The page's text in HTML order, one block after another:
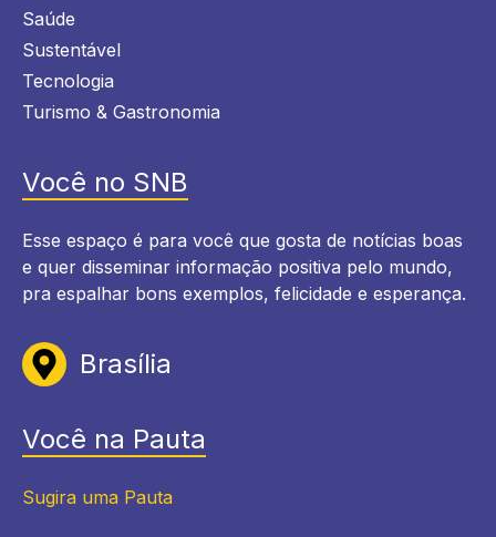
Saúde
Sustentável
Tecnologia
Turismo & Gastronomia
Você no SNB
Esse espaço é para você que gosta de notícias boas
e quer disseminar informação positiva pelo mundo,
pra espalhar bons exemplos, felicidade e esperança.
Brasília
Você na Pauta
Sugira uma Pauta